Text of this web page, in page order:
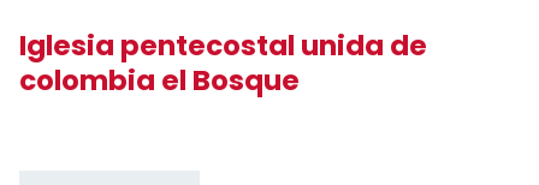
Iglesia pentecostal unida de
colombia el Bosque